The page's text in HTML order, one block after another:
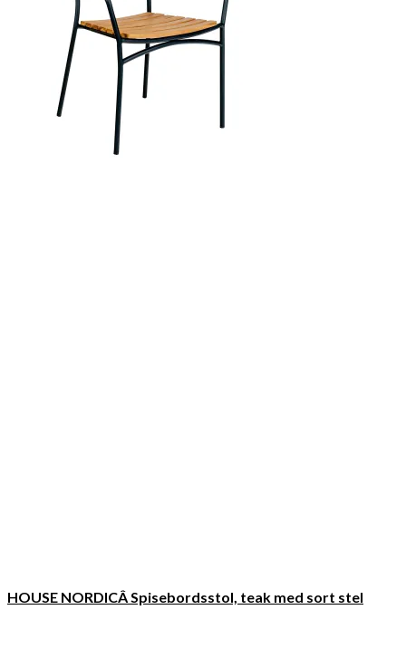
HOUSE NORDICÂ Spisebordsstol, teak med sort stel